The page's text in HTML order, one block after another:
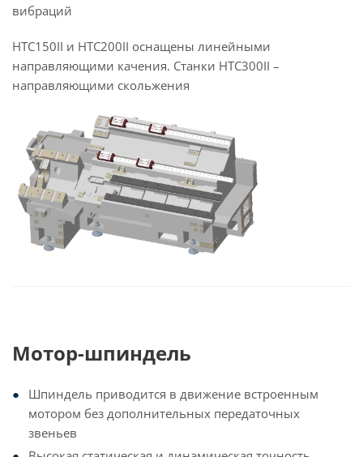
вибраций
HTC150II и HTC200II оснащены линейными
направляющими качения. Станки HTC300II –
направляющими скольжения
Мотор-шпиндель
Шпиндель приводится в движение встроенным
мотором без дополнительных передаточных
звеньев